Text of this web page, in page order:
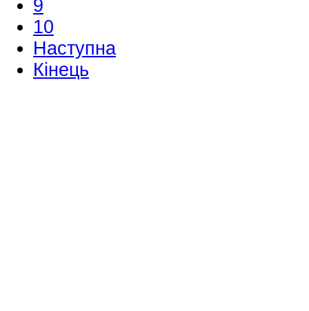
9
10
Наступна
Кінець